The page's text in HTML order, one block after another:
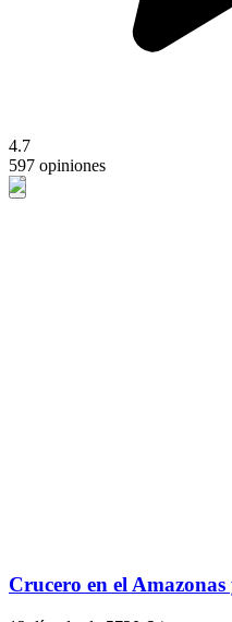
4.7
597 opiniones
Crucero en el